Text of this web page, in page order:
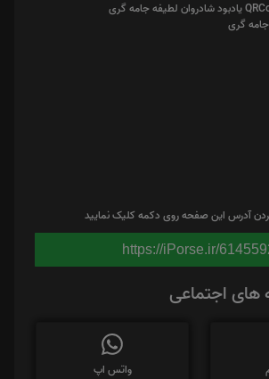
آدرس این صفحه روی دکمه کلیک نمایید
https://iPorse.ir/
های اجتماعی
واتس اپ